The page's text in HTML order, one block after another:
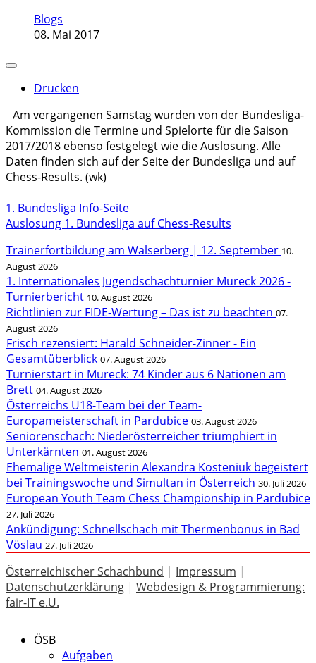
Blogs
08. Mai 2017
Drucken
Am vergangenen Samstag wurden von der Bundesliga-
Kommission die Termine und Spielorte für die Saison
2017/2018 ebenso festgelegt wie die Auslosung. Alle
Daten finden sich auf der Seite der Bundesliga und auf
Chess-Results. (wk)
1. Bundesliga Info-Seite
Auslosung 1. Bundesliga auf Chess-Results
Trainerfortbildung am Walserberg | 12. September 10.
August 2026
1. Internationales Jugendschachturnier Mureck 2026 -
Turnierbericht 10. August 2026
Richtlinien zur FIDE-Wertung – Das ist zu beachten 07.
August 2026
Frisch rezensiert: Harald Schneider-Zinner - Ein
Gesamtüberblick 07. August 2026
Turnierstart in Mureck: 74 Kinder aus 6 Nationen am
Brett 04. August 2026
Österreichs U18-Team bei der Team-
Europameisterschaft in Pardubice 03. August 2026
Seniorenschach: Niederösterreicher triumphiert in
Unterkärnten 01. August 2026
Ehemalige Weltmeisterin Alexandra Kosteniuk begeistert
bei Trainingswoche und Simultan in Österreich 30. Juli 2026
European Youth Team Chess Championship in Pardubice
27. Juli 2026
Ankündigung: Schnellschach mit Thermenbonus in Bad
Vöslau 27. Juli 2026
Österreichischer Schachbund | Impressum |
Datenschutzerklärung | Webdesign & Programmierung:
fair-IT e.U.
ÖSB
Aufgaben